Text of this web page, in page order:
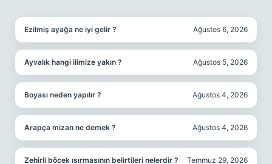
SIDEBAR
Ezilmiş ayağa ne iyi gelir ? Ağustos 6, 2026
Ayvalık hangi ilimize yakın ? Ağustos 5, 2026
Boyası neden yapılır ? Ağustos 4, 2026
Arapça mizan ne demek ? Ağustos 4, 2026
Zehirli böcek ısırmasının belirtileri nelerdir ? Temmuz 29, 2026